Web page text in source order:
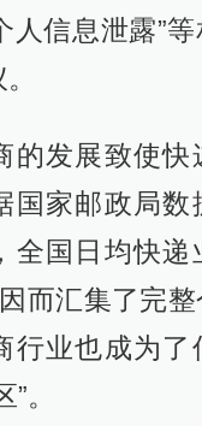
人信息泄露”等
的发展致使快
国家邮政局数
全国日均快递
而汇集了完
行业也成为了
。